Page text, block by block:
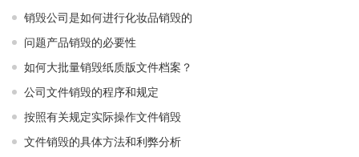
销毁公司是如何进行化妆品销毁的
问题产品销毁的必要性
如何大批量销毁纸质版文件档案？
公司文件销毁的程序和规定
按照有关规定实际操作文件销毁
文件销毁的具体方法和利弊分析